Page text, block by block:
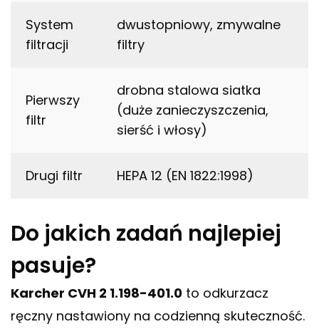
System
filtracji
dwustopniowy, zmywalne
filtry
Pierwszy
filtr
drobna stalowa siatka
(duże zanieczyszczenia,
sierść i włosy)
Drugi filtr HEPA 12 (EN 1822:1998)
Do jakich zadań najlepiej
pasuje?
Karcher CVH 2 1.198-401.0 to odkurzacz
ręczny nastawiony na codzienną skuteczność.